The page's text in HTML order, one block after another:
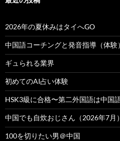
2026年の夏休みはタイへGO
中国語コーチングと発音指導（体験）
ギュられる業界
初めてのAI占い体験
HSK3級に合格〜第二外国語は中国
中国でも自炊おじさん（2026年7月）
100を切りたい男＠中国